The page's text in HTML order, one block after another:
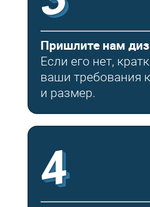
Пришлите нам
Если его нет,
ваши требования
и размер.
4